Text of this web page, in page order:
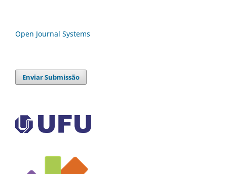
Open Journal Systems
Enviar Submissão